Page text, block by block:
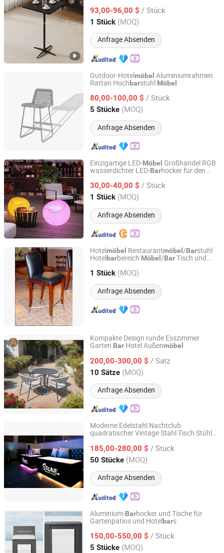
93,00-96,00 $ / Stück
1 Stück (MOQ)
Anfrage Absenden
Guangdong, China Seit 2024
Outdoor-Hotelmöbel Aluminiumrahmen
Rattan Hochbarstuhl Möbel
80,00-100,00 $ / Stück
5 Stücke (MOQ)
Anfrage Absenden
Foshan Shunde Ciao Furniture Co., Ltd.
Guangdong, China Seit 2015
Einzigartige LED-Möbel Großhandel RGB
wasserdichter LED-Barhocker für den
30,00-40,00 $ / Stück
1 Stück (MOQ)
Anfrage Absenden
Shenzhen Color Life Lighting Co., Ltd
Guangdong, China Seit 2013
Hotelmöbel Restaurantmöbel /Barstuhl
Hotelbarbereich Möbel /BarTisch und
1 Stück (MOQ)
Anfrage Absenden
Foshan Beaute Furniture Co., Ltd.
Guangdong, China Seit 2014
Kompakte Design runde Esszimmer
Garten Bar Hotel Außenmöbel
200,00-300,00 $ / Satz
10 Sätze (MOQ)
Anfrage Absenden
Foshan Artsun Furniture Co., Ltd.
Guangdong, China Seit 2024
Moderne Edelstahl Nachtclub
quadratischer Vintage Stahl Tisch Stühle
185,00-280,00 $ / Stück
50 Stücke (MOQ)
Anfrage Absenden
Foshan Yiran Furniture Co., Ltd
Guangdong, China Seit 2020
Aluminium-Barhocker und Tische für
Gartenpatios und Hotelbars
150,00-550,00 $ / Stück
5 Stücke (MOQ)
Foshan Hongkai Furniture Co., Ltd.
Guangdong, China Seit 2025